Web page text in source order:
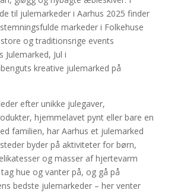
til julemarkeder i Aarhus 2025 finder
markeder i Folkehuse
og traditionsrige events
Julemarked, Jul i
kreative julemarked på
efter unikke julegaver,
hjemmelavet pynt eller bare en
familien, har Aarhus et julemarked
byder på aktiviteter for børn,
og masser af hjertevarm
hue og vanter på, og gå på
bedste julemarkeder – her venter